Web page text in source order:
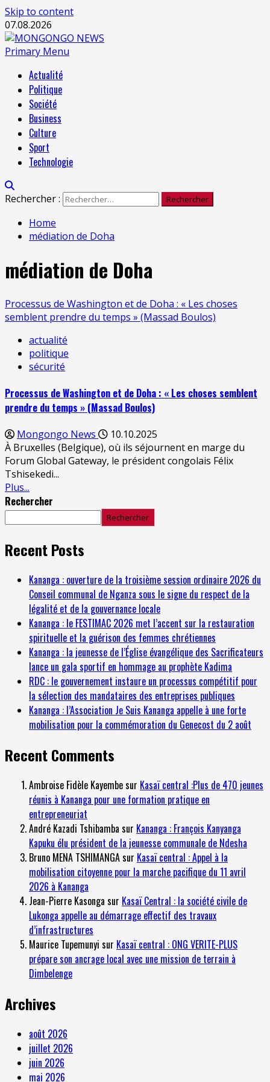
Skip to content
07.08.2026
Primary Menu
Actualité
Politique
Société
Business
Culture
Sport
Technologie
Rechercher :
Home
médiation de Doha
médiation de Doha
Processus de Washington et de Doha : « Les choses
semblent prendre du temps » (Massad Boulos)
actualité
politique
sécurité
Processus de Washington et de Doha : « Les choses semblent
prendre du temps » (Massad Boulos)
Mongongo News
10.10.2025
À Bruxelles (Belgique), où ils séjournent en marge du
Forum Global Gateway, le président congolais Félix
Tshisekedi...
Plus...
Rechercher
Rechercher
Recent Posts
Kananga : ouverture de la troisième session ordinaire 2026 du
Conseil communal de Nganza sous le signe du respect de la
légalité et de la gouvernance locale
Kananga : le FESTIMAC 2026 met l’accent sur la restauration
spirituelle et la guérison des femmes chrétiennes
Kananga : la jeunesse de l’Église évangélique des Sacrificateurs
lance un gala sportif en hommage au prophète Kadima
RDC : le gouvernement instaure un processus compétitif pour
la sélection des mandataires des entreprises publiques
Kananga : l’Association Je Suis Kananga appelle à une forte
mobilisation pour la commémoration du Genecost du 2 août
Recent Comments
Ambroise Fidèle Kayembesur Kasaï central :Plus de 470 jeunes
réunis à Kananga pour une formation pratique en
entrepreneuriat
André Kazadi Tshibamba sur Kananga : François Kanyanga
Kapuku élu président de la jeunesse communale de Ndesha
Bruno MENA TSHIMANGAsur Kasaï central : Appel à la
mobilisation citoyenne pour la marche pacifique du 11 avril
2026 à Kananga
Jean-Pierre Kasonga sur Kasaï Central : la société civile de
Lukonga appelle au démarrage effectif des travaux
d’infrastructures
Maurice Tupemunyi sur Kasaï central : ONG VERITE-PLUS
prépare son ancrage local avec une mission de terrain à
Dimbelenge
Archives
août 2026
juillet 2026
juin 2026
mai 2026